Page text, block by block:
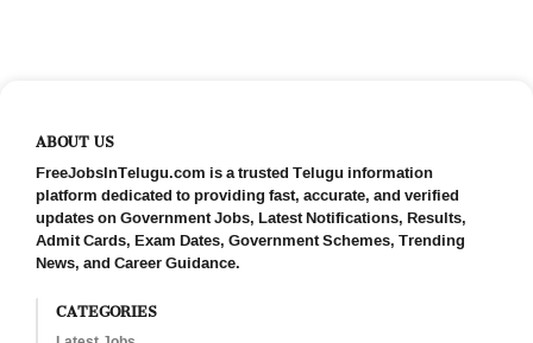
ABOUT US
FreeJobsInTelugu.com is a trusted Telugu information
platform dedicated to providing fast, accurate, and verified
updates on Government Jobs, Latest Notifications, Results,
Admit Cards, Exam Dates, Government Schemes, Trending
News, and Career Guidance.
CATEGORIES